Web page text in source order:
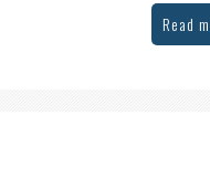
Read